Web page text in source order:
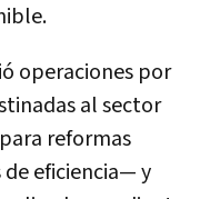
operaciones por
al sector
reformas
eficiencia— y